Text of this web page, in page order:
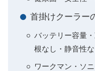
首掛けクーラー
バッテリー容量
根なし・静音性
ワークマン・ソ